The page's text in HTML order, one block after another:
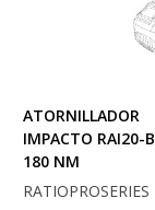
ATORNILLADOR
IMPACTO RAI20-B
180 NM
RATIOPROSERIES